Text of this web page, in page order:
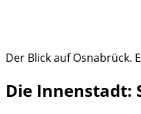
Der Blick auf Osnabrück.
Die Innenstadt: